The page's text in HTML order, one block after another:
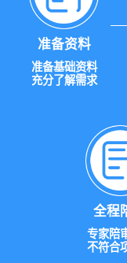
准备资料
准备基础资料
充分了解需求
全程
专家陪
不符合